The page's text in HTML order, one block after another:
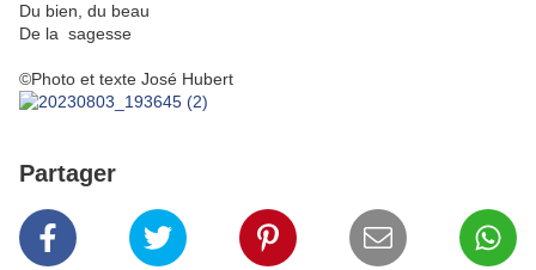
Du bien, du beau
De la sagesse
©Photo et texte José Hubert
Partager